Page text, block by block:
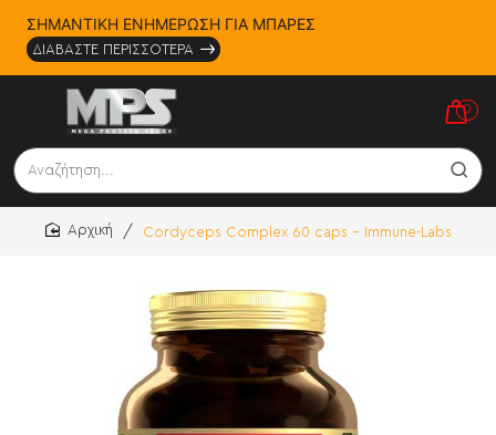
ΣΗΜΑΝΤΙΚΗ ΕΝΗΜΕΡΩΣΗ ΓΙΑ ΜΠΑΡΕΣ
ΔΙΑΒΑΣΤΕ ΠΕΡΙΣΣΟΤΕΡΑ
0
Αναζήτηση...
Cordyceps Complex 60 caps - Immune-Labs